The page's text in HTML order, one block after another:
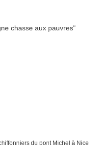
du pont Michel à Nice